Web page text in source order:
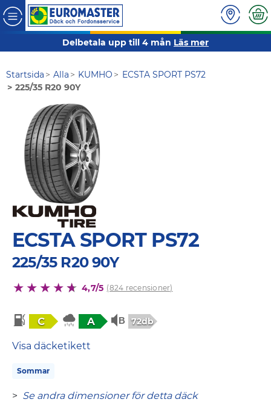
Delbetala upp till 4 mån Läs mer
Startsida Alla KUMHO
ECSTA SPORT PS72
225/35 R20 90Y
ECSTA SPORT PS72
225/35 R20 90Y
4,7/5 (824 recensioner)
C A 72db
Visa däcketikett
Sommar
> Se andra dimensioner för detta däck